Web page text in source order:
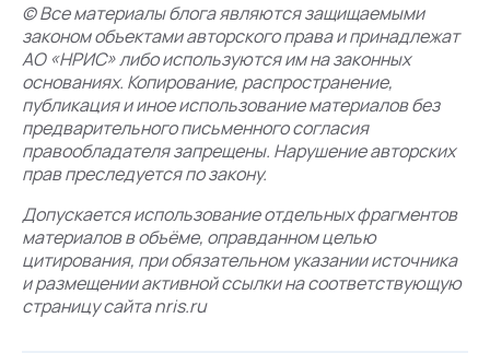
© Все материалы блога являются защищаемыми
законом объектами авторского права и принадлежат
АО «НРИС» либо используются им на законных
основаниях. Копирование, распространение,
публикация и иное использование материалов без
предварительного письменного согласия
правообладателя запрещены. Нарушение авторских
прав преследуется по закону.
Допускается использование отдельных фрагментов
материалов в объёме, оправданном целью
цитирования, при обязательном указании источника
и размещении активной ссылки на соответствующую
страницу сайта nris.ru